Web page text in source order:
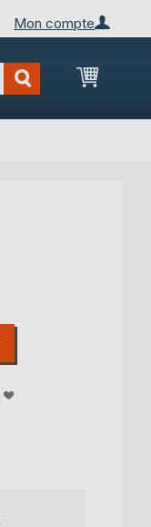
Mon compte
Mon